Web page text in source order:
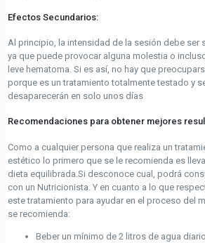
Efectos Secundarios:
Al principio, la intensidad de la sesión debe ser
ya que puede provocar alguna molestia o
leve hematoma. Si es así, no hay que
porque es un tratamiento totalmente testado y
desaparecerán en solo unos días
Recomendaciones para obtener mejores
Como a cualquier persona que realiza un
estético lo primero que se le recomienda es
dieta equilibrada.Si desconoce cual, podrá
con un Nutricionista. Y en cuanto a lo que
este tratamiento para ayudar en el proceso del
se recomienda:
Beber un mínimo de 2 litros de agua